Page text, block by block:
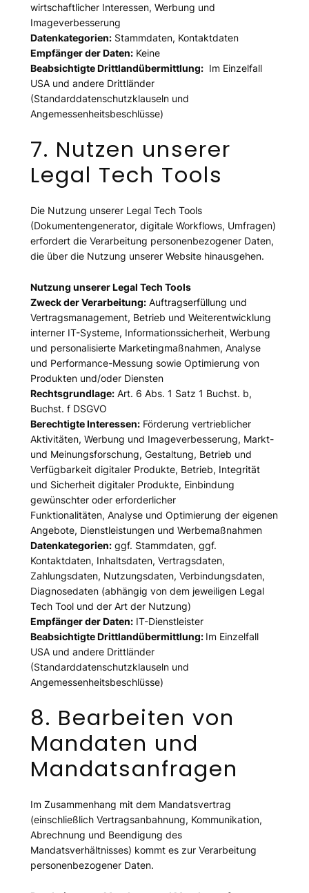
wirtschaftlicher Interessen, Werbung und
Imageverbesserung
Datenkategorien:Stammdaten, Kontaktdaten
Empfänger der Daten:Keine
Beabsichtigte Drittlandübermittlung:Im Einzelfall
USA und andere Drittländer
(Standarddatenschutzklauseln und
Angemessenheitsbeschlüsse)
7. Nutzen unserer
Legal Tech Tools ​
Die Nutzung unserer Legal Tech Tools
(Dokumentengenerator, digitale Workflows, Umfragen)
erfordert die Verarbeitung personenbezogener Daten,
die über die Nutzung unserer Website hinausgehen.
Nutzung unserer Legal Tech Tools
Zweck der Verarbeitung:Auftragserfüllung und
Vertragsmanagement, Betrieb und Weiterentwicklung
interner IT-Systeme, Informationssicherheit, Werbung
und personalisierte Marketingmaßnahmen, Analyse
und Performance-Messung sowie Optimierung von
Produkten und/oder Diensten
Rechtsgrundlage:Art. 6 Abs. 1 Satz 1 Buchst. b,
Buchst. f DSGVO
Berechtigte Interessen:Förderung vertrieblicher
Aktivitäten, Werbung und Imageverbesserung, Markt-
und Meinungsforschung, Gestaltung, Betrieb und
Verfügbarkeit digitaler Produkte, Betrieb, Integrität
und Sicherheit digitaler Produkte, Einbindung
gewünschter oder erforderlicher
Funktionalitäten, Analyse und Optimierung der eigenen
Angebote, Dienstleistungen und Werbemaßnahmen
Datenkategorien:ggf. Stammdaten, ggf.
Kontaktdaten, Inhaltsdaten, Vertragsdaten,
Zahlungsdaten, Nutzungsdaten, Verbindungsdaten,
Diagnosedaten (abhängig von dem jeweiligen Legal
Tech Tool und der Art der Nutzung)
Empfänger der Daten:IT-Dienstleister
Beabsichtigte Drittlandübermittlung: Im Einzelfall
USA und andere Drittländer
(Standarddatenschutzklauseln und
Angemessenheitsbeschlüsse)
8. Bearbeiten von
Mandaten und
Mandatsanfragen
Im Zusammenhang mit dem Mandatsvertrag
(einschließlich Vertragsanbahnung, Kommunikation,
Abrechnung und Beendigung des
Mandatsverhältnisses) kommt es zur Verarbeitung
personenbezogener Daten.